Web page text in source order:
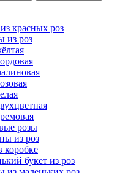
красных роз
из роз
розы
из роз
коробке
букет из роз